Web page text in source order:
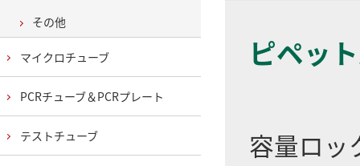
ピペッ
容量ロッ
その他
マイクロチューブ
PCRチューブ＆PCRプレート
テストチューブ